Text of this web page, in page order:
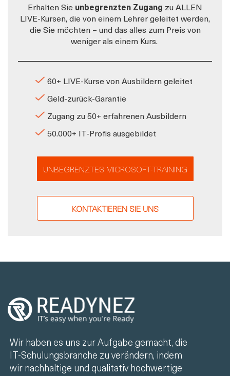
Erhalten Sie unbegrenzten Zugang zu ALLEN
LIVE-Kursen, die von einem Lehrer geleitet werden,
die Sie möchten – und das alles zum Preis von
weniger als einem Kurs.
60+ LIVE-Kurse von Ausbildern geleitet
Geld-zurück-Garantie
Zugang zu 50+ erfahrenen Ausbildern
50.000+ IT-Profis ausgebildet
UNBEGRENZTES MICROSOFT-TRAINING
KONTAKTIEREN SIE UNS
Wir haben es uns zur Aufgabe gemacht, die
IT-Schulungsbranche zu verändern, indem
wir nachhaltige und qualitativ hochwertige